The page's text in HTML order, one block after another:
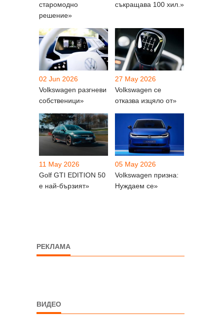
старомодно
решение»
съкращава 100 хил.»
02 Jun 2026
Volkswagen разгневи
собственици»
27 May 2026
Volkswagen се
отказва изцяло от»
11 May 2026
Golf GTI EDITION 50
е най-бързият»
05 May 2026
Volkswagen призна:
Нуждаем се»
РЕКЛАМА
ВИДЕО